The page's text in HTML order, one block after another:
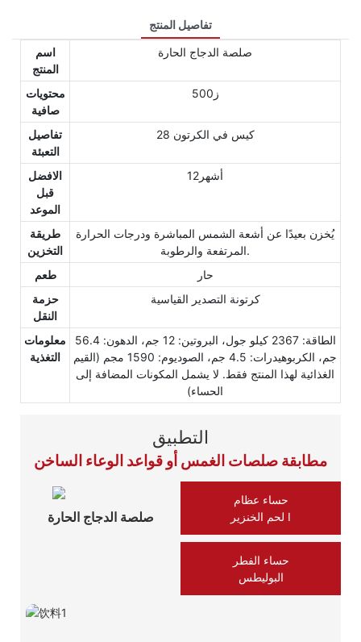
تفاصيل المنتج
اسم
المنتج
صلصة الدجاج الحارة
محتويات
صافية
ز500
تفاصيل
التعبئة
28 كيس في الكرتون
الافضل
قبل
الموعد
أشهر12
طريقة
التخزين
يُخزن بعيدًا عن أشعة الشمس المباشرة ودرجات الحرارة
المرتفعة والرطوبة.
طعم
حار
حزمة
النقل
كرتونة التصدير القياسية
معلومات
التغذية
الطاقة: 2367 كيلو جول، البروتين: 12 جم، الدهون: 56.4
جم، الكربوهيدرات: 4.5 جم، الصوديوم: 1590 مجم (القيم
الغذائية لهذا المنتج فقط. لا يشمل المكونات المضافة إلى
الحساء)
مطابقة صلصات الغمس أو قواعد الوعاء الساخن
صلصة الدجاج الحارة
حساء عظام
لحم الخنزير Ⅰ
حساء الفطر
البوليطس